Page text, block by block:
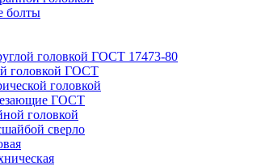
болты
головкой ГОСТ 17473-80
головкой ГОСТ
головкой
ГОСТ
головкой
сверло